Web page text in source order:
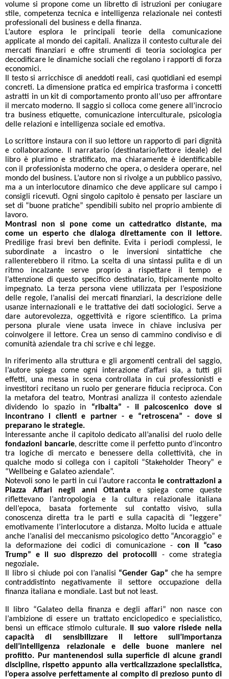
volume si propone come un libretto di istruzioni per coniugare
stile, competenza tecnica e intelligenza relazionale nei contesti
professionali del business e della finanza.
L’autore esplora le principali teorie della comunicazione
applicate al mondo dei capitali. Analizza il contesto culturale dei
mercati finanziari e offre strumenti di teoria sociologica per
decodificare le dinamiche sociali che regolano i rapporti di forza
economici.
Il testo si arricchisce di aneddoti reali, casi quotidiani ed esempi
concreti. La dimensione pratica ed empirica trasforma i concetti
astratti in un kit di comportamento pronto all’uso per affrontare
il mercato moderno. Il saggio si colloca come genere all’incrocio
tra business etiquette, comunicazione interculturale, psicologia
delle relazioni e intelligenza sociale ed emotiva.
Lo scrittore instaura con il suo lettore un rapporto di pari dignità
e collaborazione. Il narratario (destinatario/lettore ideale) del
libro è plurimo e stratificato, ma chiaramente è identificabile
con il professionista moderno che opera, o desidera operare, nel
mondo del business. L’autore non si rivolge a un pubblico passivo,
ma a un interlocutore dinamico che deve applicare sul campo i
consigli ricevuti. Ogni singolo capitolo è pensato per lasciare un
set di “buone pratiche” spendibili subito nel proprio ambiente di
lavoro.
Montrasi non si pone come un cattedratico distante, ma
come un esperto che dialoga direttamente con il lettore.
Predilige frasi brevi ben definite. Evita i periodi complessi, le
subordinate a incastro o le inversioni sintattiche che
rallenterebbero il ritmo. La scelta di una sintassi pulita e di un
ritmo incalzante serve proprio a rispettare il tempo e
l’attenzione di questo specifico destinatario, tipicamente molto
impegnato. La terza persona viene utilizzata per l’esposizione
delle regole, l’analisi dei mercati finanziari, la descrizione delle
usanze internazionali e le trattative dei dati sociologici. Serve a
dare autorevolezza, oggettività e rigore scientifico. La prima
persona plurale viene usata invece in chiave inclusiva per
coinvolgere il lettore. Crea un senso di cammino condiviso e di
comunità aziendale tra chi scrive e chi legge.
In riferimento alla struttura e gli argomenti centrali del saggio,
l’autore spiega come ogni interazione d’affari sia, a tutti gli
effetti, una messa in scena controllata in cui professionisti e
investitori recitano un ruolo per generare fiducia reciproca. Con
la metafora del teatro, Montrasi analizza il contesto aziendale
dividendo lo spazio in “ribalta” - il palcoscenico dove si
incontrano i clienti e partner - e “retroscena” - dove si
preparano le strategie.
Interessante anche il capitolo dedicato all’analisi del ruolo delle
fondazioni bancarie, descritte come il perfetto punto d’incontro
tra logiche di mercato e benessere della collettività, che in
qualche modo si collega con i capitoli “Stakeholder Theory” e
“Wellbeing e Galateo aziendale”.
Notevoli sono le parti in cui l’autore racconta le contrattazioni a
Piazza Affari negli anni Ottanta e spiega come queste
riflettevano l’antropologia e la cultura relazionale italiana
dell’epoca, basata fortemente sul contatto visivo, sulla
conoscenza diretta tra le parti e sulla capacità di “leggere”
emotivamente l’interlocutore a distanza. Molto lucida e attuale
anche l’analisi del meccanismo psicologico detto “Ancoraggio” e
la deformazione dei codici di comunicazione - con il “caso
Trump” e il suo disprezzo dei protocolli - come strategia
negoziale.
Il libro si chiude poi con l’analisi “Gender Gap” che ha sempre
contraddistinto negativamente il settore occupazione della
finanza italiana e mondiale. Last but not least.
Il libro “Galateo della finanza e degli affari” non nasce con
l’ambizione di essere un trattato enciclopedico e specialistico,
bensì un efficace stimolo culturale.
Il suo valore risiede nella
capacità di sensibilizzare il lettore sull’importanza
dell’intelligenza relazionale e delle buone maniere nel
profitto.
Pur mantenendosi sulla superficie di alcune grandi
discipline, rispetto appunto alla verticalizzazione specialistica,
l’opera assolve perfettamente al compito di prezioso punto di